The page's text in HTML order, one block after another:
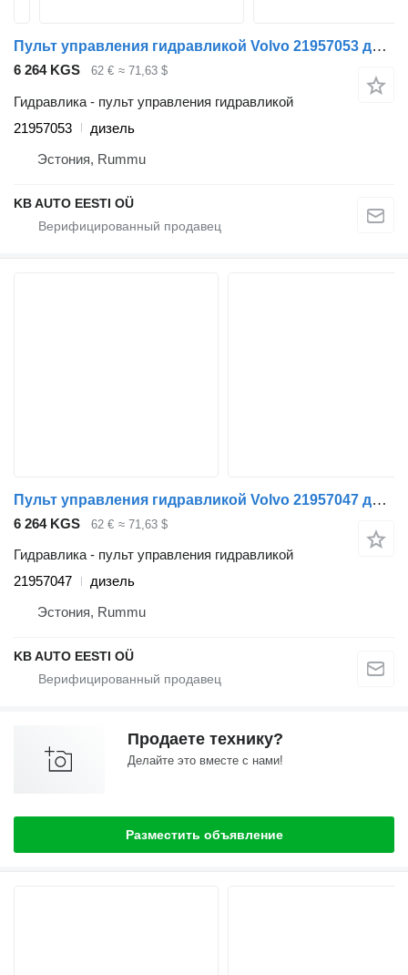
Пульт управления гидравликой Volvo 21957053 для грузовика Volvo FH12, FH16, NH12, FH, VNL780 (1993-2014)
6 264 KGS 62 € ≈ 71,63 $
Гидравлика - пульт управления гидравликой
21957053
дизель
Эстония, Rummu
KB AUTO EESTI OÜ
Пульт управления гидравликой Volvo 21957047 для грузовика Volvo FH12, FH16, NH12, FH, VNL780 (1993-2014)
6 264 KGS 62 € ≈ 71,63 $
Гидравлика - пульт управления гидравликой
21957047
дизель
Эстония, Rummu
KB AUTO EESTI OÜ
Продаете технику?
Делайте это вместе с нами!
Разместить объявление